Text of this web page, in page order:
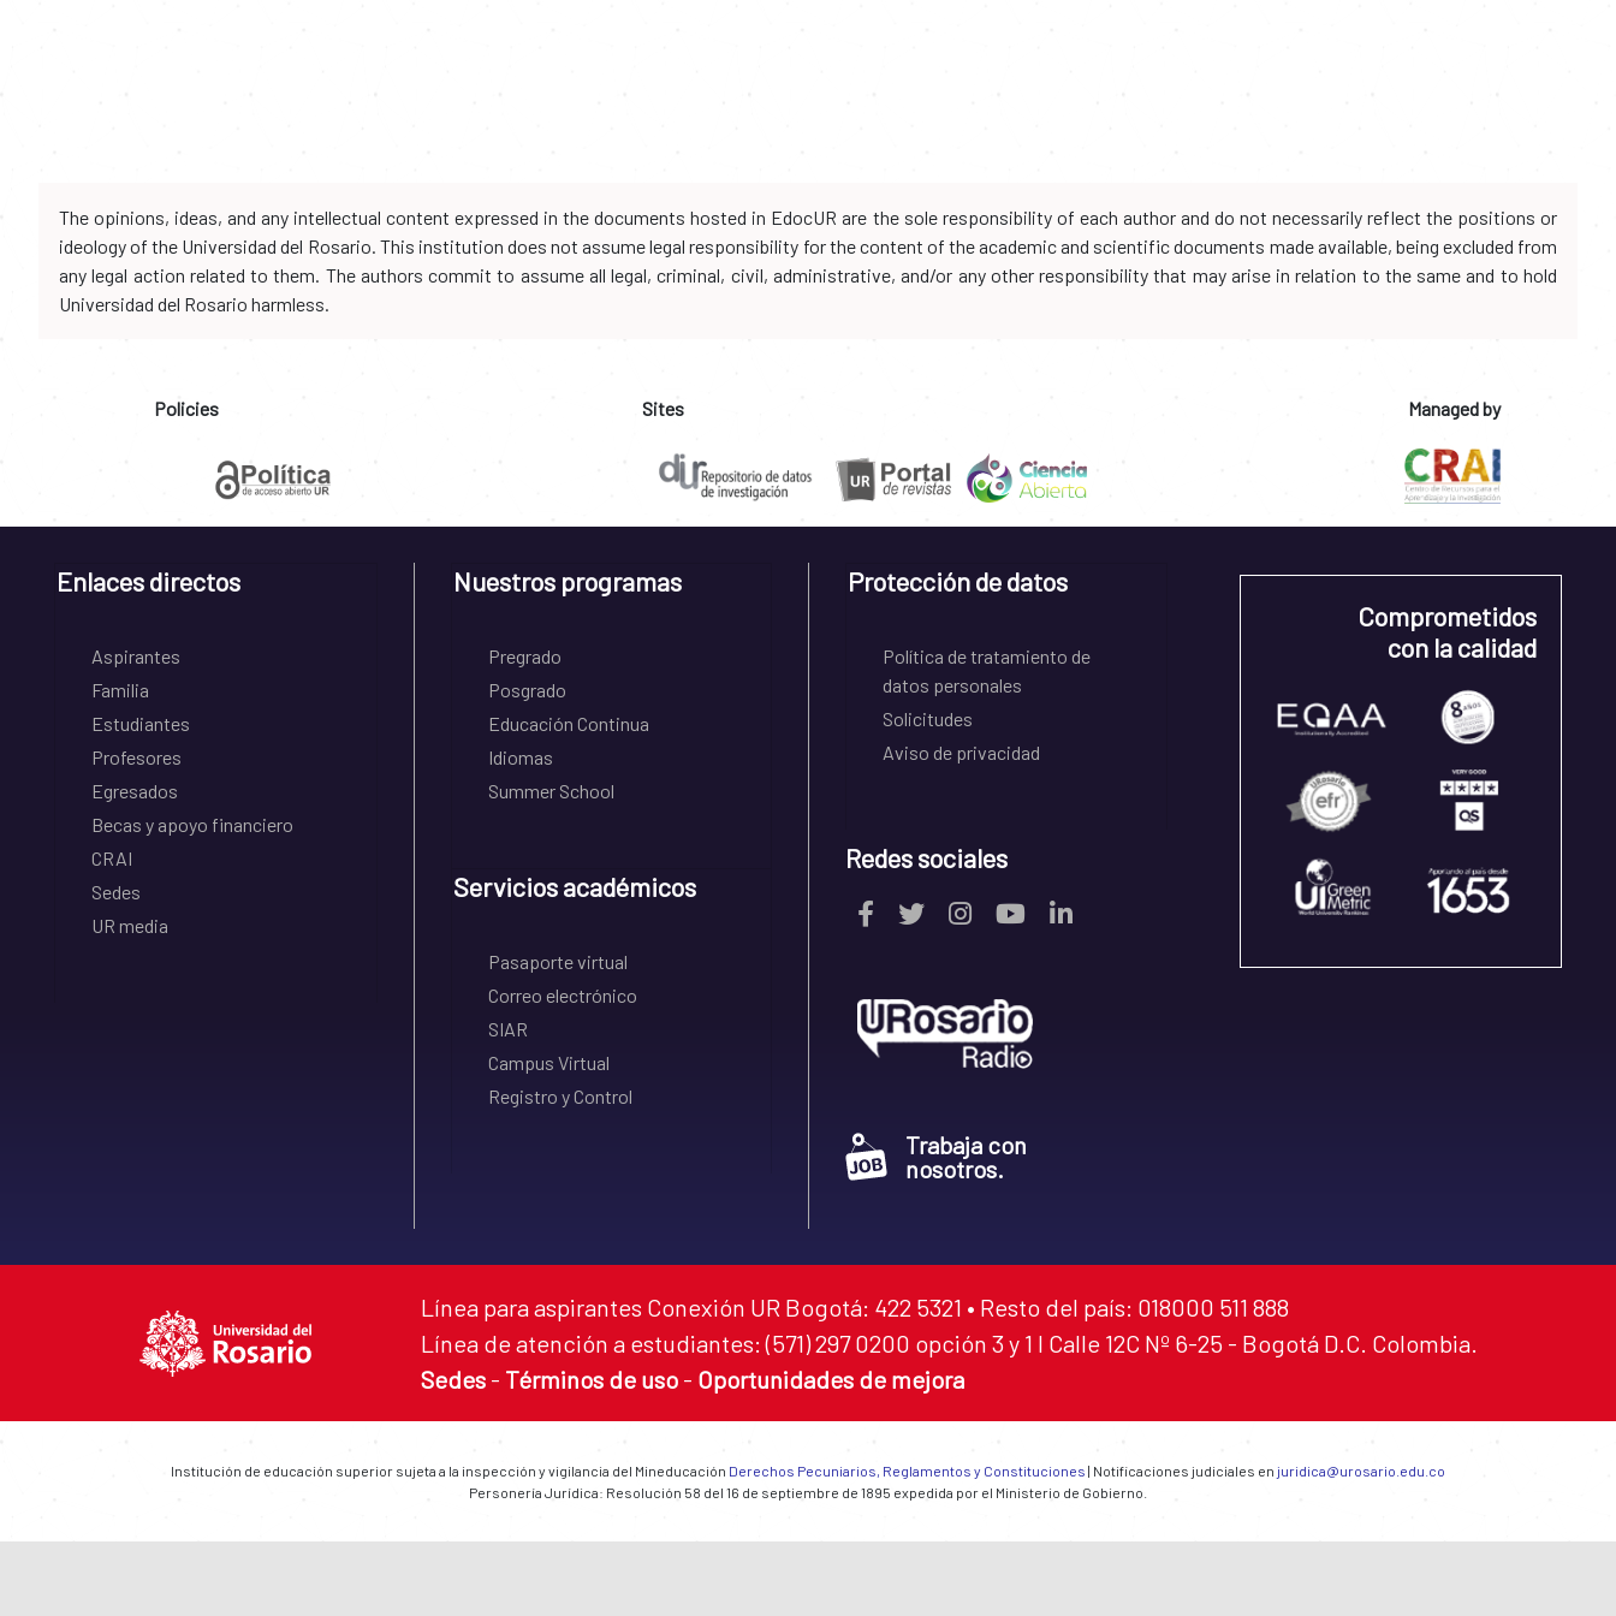
The opinions, ideas, and any intellectual content expressed in the documents hosted in EdocUR are the sole responsibility of each author and do not necessarily reflect the positions or
ideology of the Universidad del Rosario. This institution does not assume legal responsibility for the content of the academic and scientific documents made available, being excluded from
any legal action related to them. The authors commit to assume all legal, criminal, civil, administrative, and/or any other responsibility that may arise in relation to the same and to hold
Universidad del Rosario harmless.
Policies Sites Managed by
Enlaces directos
Aspirantes
Familia
Estudiantes
Profesores
Egresados
Becas y apoyo financiero
CRAI
Sedes
UR media
Nuestros programas
Pregrado
Posgrado
Educación Continua
Idiomas
Summer School
Servicios académicos
Pasaporte virtual
Correo electrónico
SIAR
Campus Virtual
Registro y Control
Protección de datos
Política de tratamiento de
datos personales
Solicitudes
Aviso de privacidad
Redes sociales
Trabaja con
nosotros.
Comprometidos
con la calidad
Línea para aspirantes Conexión UR Bogotá: 422 5321 • Resto del país: 018000 511 888
Línea de atención a estudiantes: (571) 297 0200 opción 3 y 1 I Calle 12C Nº 6-25 - Bogotá D.C. Colombia.
Sedes - Términos de uso - Oportunidades de mejora
Institución de educación superior sujeta a la inspección y vigilancia del Mineducación Derechos Pecuniarios, Reglamentos y Constituciones | Notificaciones judiciales en juridica@urosario.edu.co
Personería Jurídica: Resolución 58 del 16 de septiembre de 1895 expedida por el Ministerio de Gobierno.